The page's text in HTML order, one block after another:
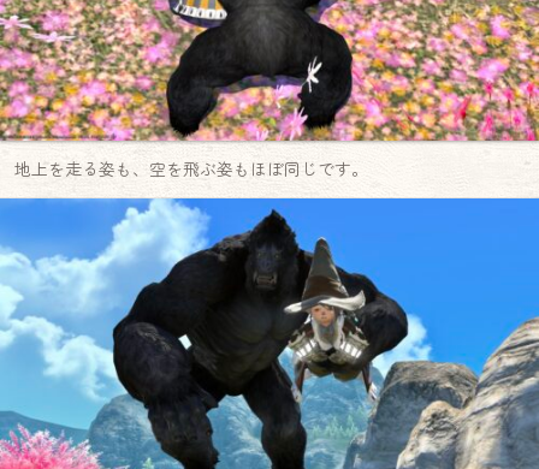
地上を走る姿も、空を飛ぶ姿もほぼ同じです。